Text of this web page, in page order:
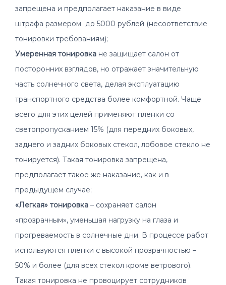
запрещена и предполагает наказание в виде
штрафа размером до 5000 рублей (несоответствие
тонировки требованиям);
Умеренная тонировка не защищает салон от
посторонних взглядов, но отражает значительную
часть солнечного света, делая эксплуатацию
транспортного средства более комфортной. Чаще
всего для этих целей применяют пленки со
светопропусканием 15% (для передних боковых,
заднего и задних боковых стекол, лобовое стекло не
тонируется). Такая тонировка запрещена,
предполагает такое же наказание, как и в
предыдущем случае;
«Легкая» тонировка – сохраняет салон
«прозрачным», уменьшая нагрузку на глаза и
прогреваемость в солнечные дни. В процессе работ
используются пленки с высокой прозрачностью –
50% и более (для всех стекол кроме ветрового).
Такая тонировка не провоцирует сотрудников